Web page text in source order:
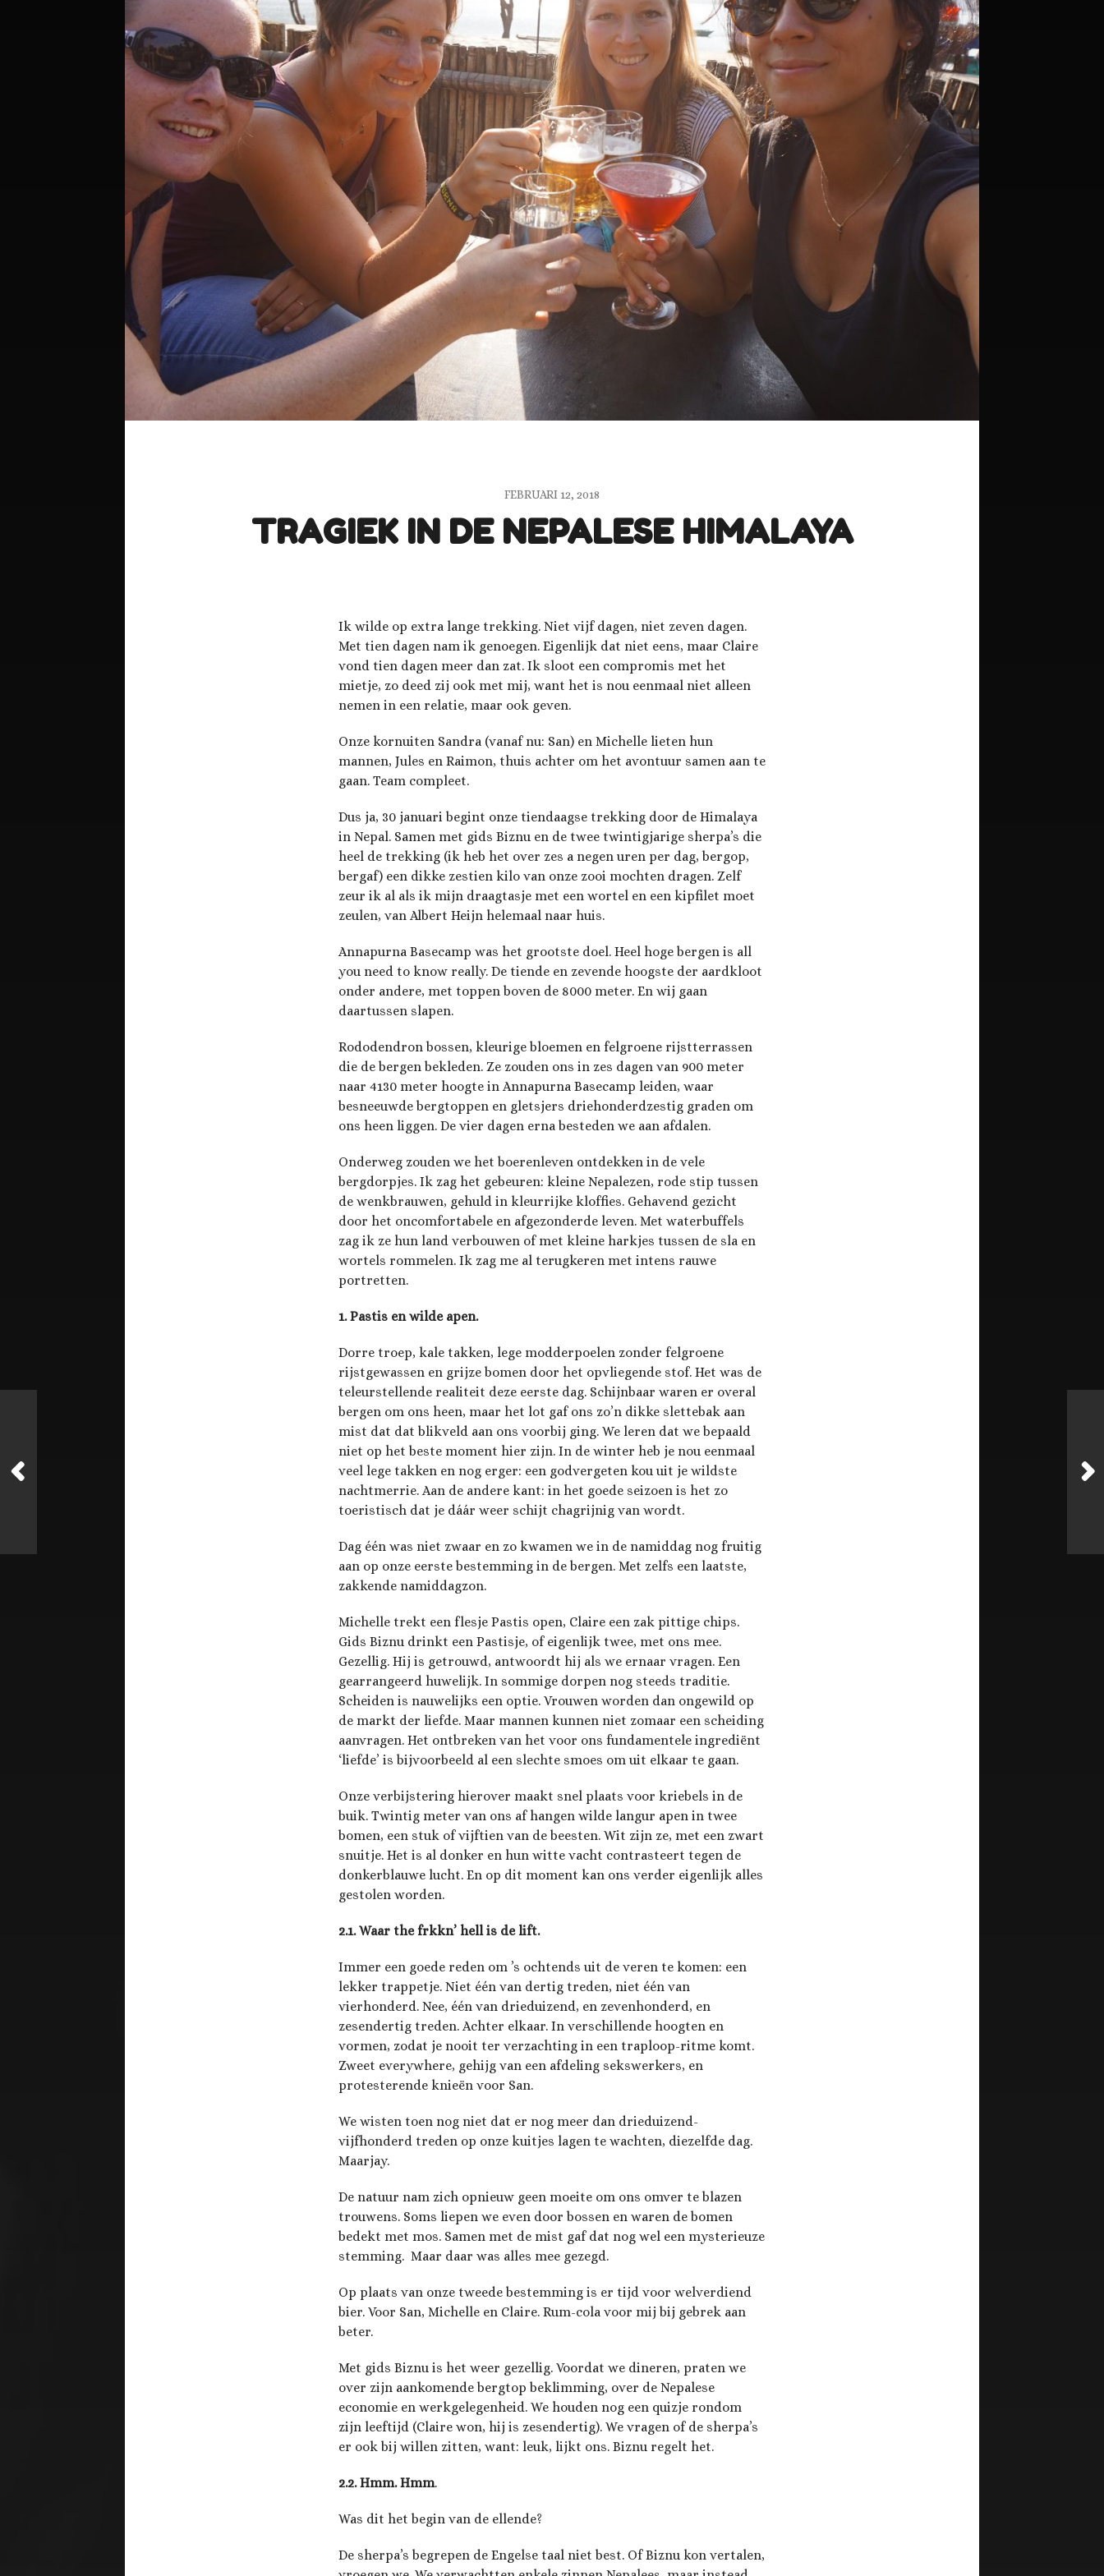
FEBRUARI 12, 2018
TRAGIEK IN DE NEPALESE HIMALAYA
Ik wilde op extra lange trekking. Niet vijf dagen, niet zeven dagen.
Met tien dagen nam ik genoegen. Eigenlijk dat niet eens, maar Claire
vond tien dagen meer dan zat. Ik sloot een compromis met het
mietje, zo deed zij ook met mij, want het is nou eenmaal niet alleen
nemen in een relatie, maar ook geven.
Onze kornuiten Sandra (vanaf nu: San) en Michelle lieten hun
mannen, Jules en Raimon, thuis achter om het avontuur samen aan te
gaan. Team compleet.
Dus ja, 30 januari begint onze tiendaagse trekking door de Himalaya
in Nepal. Samen met gids Biznu en de twee twintigjarige sherpa’s die
heel de trekking (ik heb het over zes a negen uren per dag, bergop,
bergaf) een dikke zestien kilo van onze zooi mochten dragen. Zelf
zeur ik al als ik mijn draagtasje met een wortel en een kipfilet moet
zeulen, van Albert Heijn helemaal naar huis.
Annapurna Basecamp was het grootste doel. Heel hoge bergen is all
you need to know really. De tiende en zevende hoogste der aardkloot
onder andere, met toppen boven de 8000 meter. En wij gaan
daartussen slapen.
Rododendron bossen, kleurige bloemen en felgroene rijstterrassen
die de bergen bekleden. Ze zouden ons in zes dagen van 900 meter
naar 4130 meter hoogte in Annapurna Basecamp leiden, waar
besneeuwde bergtoppen en gletsjers driehonderdzestig graden om
ons heen liggen. De vier dagen erna besteden we aan afdalen.
Onderweg zouden we het boerenleven ontdekken in de vele
bergdorpjes. Ik zag het gebeuren: kleine Nepalezen, rode stip tussen
de wenkbrauwen, gehuld in kleurrijke kloffies. Gehavend gezicht
door het oncomfortabele en afgezonderde leven. Met waterbuffels
zag ik ze hun land verbouwen of met kleine harkjes tussen de sla en
wortels rommelen. Ik zag me al terugkeren met intens rauwe
portretten.
1. Pastis en wilde apen.
Dorre troep, kale takken, lege modderpoelen zonder felgroene
rijstgewassen en grijze bomen door het opvliegende stof. Het was de
teleurstellende realiteit deze eerste dag. Schijnbaar waren er overal
bergen om ons heen, maar het lot gaf ons zo’n dikke slettebak aan
mist dat dat blikveld aan ons voorbij ging. We leren dat we bepaald
niet op het beste moment hier zijn. In de winter heb je nou eenmaal
veel lege takken en nog erger: een godvergeten kou uit je wildste
nachtmerrie. Aan de andere kant: in het goede seizoen is het zo
toeristisch dat je dáár weer schijt chagrijnig van wordt.
Dag één was niet zwaar en zo kwamen we in de namiddag nog fruitig
aan op onze eerste bestemming in de bergen. Met zelfs een laatste,
zakkende namiddagzon.
Michelle trekt een flesje Pastis open, Claire een zak pittige chips.
Gids Biznu drinkt een Pastisje, of eigenlijk twee, met ons mee.
Gezellig. Hij is getrouwd, antwoordt hij als we ernaar vragen. Een
gearrangeerd huwelijk. In sommige dorpen nog steeds traditie.
Scheiden is nauwelijks een optie. Vrouwen worden dan ongewild op
de markt der liefde. Maar mannen kunnen niet zomaar een scheiding
aanvragen. Het ontbreken van het voor ons fundamentele ingrediënt
‘liefde’ is bijvoorbeeld al een slechte smoes om uit elkaar te gaan.
Onze verbijstering hierover maakt snel plaats voor kriebels in de
buik. Twintig meter van ons af hangen wilde langur apen in twee
bomen, een stuk of vijftien van de beesten. Wit zijn ze, met een zwart
snuitje. Het is al donker en hun witte vacht contrasteert tegen de
donkerblauwe lucht. En op dit moment kan ons verder eigenlijk alles
gestolen worden.
2.1. Waar the frkkn’ hell is de lift.
Immer een goede reden om ’s ochtends uit de veren te komen: een
lekker trappetje. Niet één van dertig treden, niet één van
vierhonderd. Nee, één van drieduizend, en zevenhonderd, en
zesendertig treden. Achter elkaar. In verschillende hoogten en
vormen, zodat je nooit ter verzachting in een traploop-ritme komt.
Zweet everywhere, gehijg van een afdeling sekswerkers, en
protesterende knieën voor San.
We wisten toen nog niet dat er nog meer dan drieduizend-
vijfhonderd treden op onze kuitjes lagen te wachten, diezelfde dag.
Maarjay.
De natuur nam zich opnieuw geen moeite om ons omver te blazen
trouwens. Soms liepen we even door bossen en waren de bomen
bedekt met mos. Samen met de mist gaf dat nog wel een mysterieuze
stemming. Maar daar was alles mee gezegd.
Op plaats van onze tweede bestemming is er tijd voor welverdiend
bier. Voor San, Michelle en Claire. Rum-cola voor mij bij gebrek aan
beter.
Met gids Biznu is het weer gezellig. Voordat we dineren, praten we
over zijn aankomende bergtop beklimming, over de Nepalese
economie en werkgelegenheid. We houden nog een quizje rondom
zijn leeftijd (Claire won, hij is zesendertig). We vragen of de sherpa’s
er ook bij willen zitten, want: leuk, lijkt ons. Biznu regelt het.
2.2. Hmm. Hmm.
Was dit het begin van de ellende?
De sherpa’s begrepen de Engelse taal niet best. Of Biznu kon vertalen,